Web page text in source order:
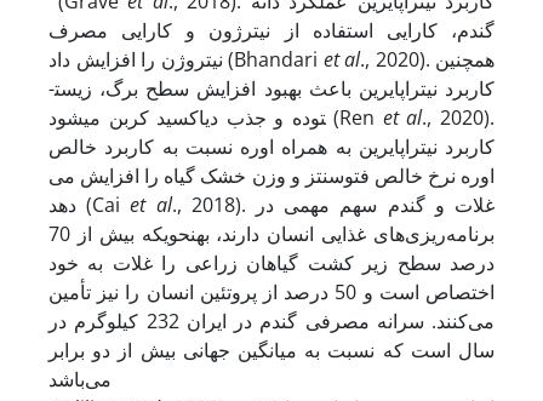
گندم، کارایی استفاده از نیترژون و کارایی مصرف
نیتروژن را افزایش داد (Bhandari et al., 2020). همچنین
کاربرد نیتراپایرین باعث بهبود افزایش سطح برگ، زیست­
توده و جذب دی­اکسید کربن می­شود (Ren et al., 2020).
کاربرد نیتراپایرین به همراه اوره نسبت به کاربرد خالص
اوره نرخ خالص فتوسنتز و وزن خشک گیاه را افزایش می
دهد (Caiet al., 2018). غلات و گندم سهم مهمی در
برنامه‌ریزی‌های غذایی انسان دارند، به­نحوی­که بیش از 70
درصد سطح زیر کشت گیاهان زراعی را غلات به خود
اختصاص است و 50 درصد از پروتئین انسان را نیز تأمین
می‌کنند. سرانه مصرفی گندم در ایران 232 کیلوگرم در
سال است که نسبت به میانگین جهانی بیش از دو برابر
می‌باشد